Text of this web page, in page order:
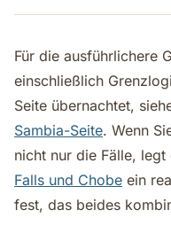
Für die ausführlichere
einschließlich
Seite übernachtet,
Sambia-Seite. Wenn
nicht nur die Fälle, legt
Falls und Chobe ein
fest, das beides